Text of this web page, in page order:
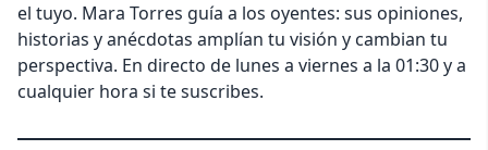
el tuyo. Mara Torres guía a los oyentes: sus opiniones,
historias y anécdotas amplían tu visión y cambian tu
perspectiva. En directo de lunes a viernes a la 01:30 y a
cualquier hora si te suscribes.
Cancel